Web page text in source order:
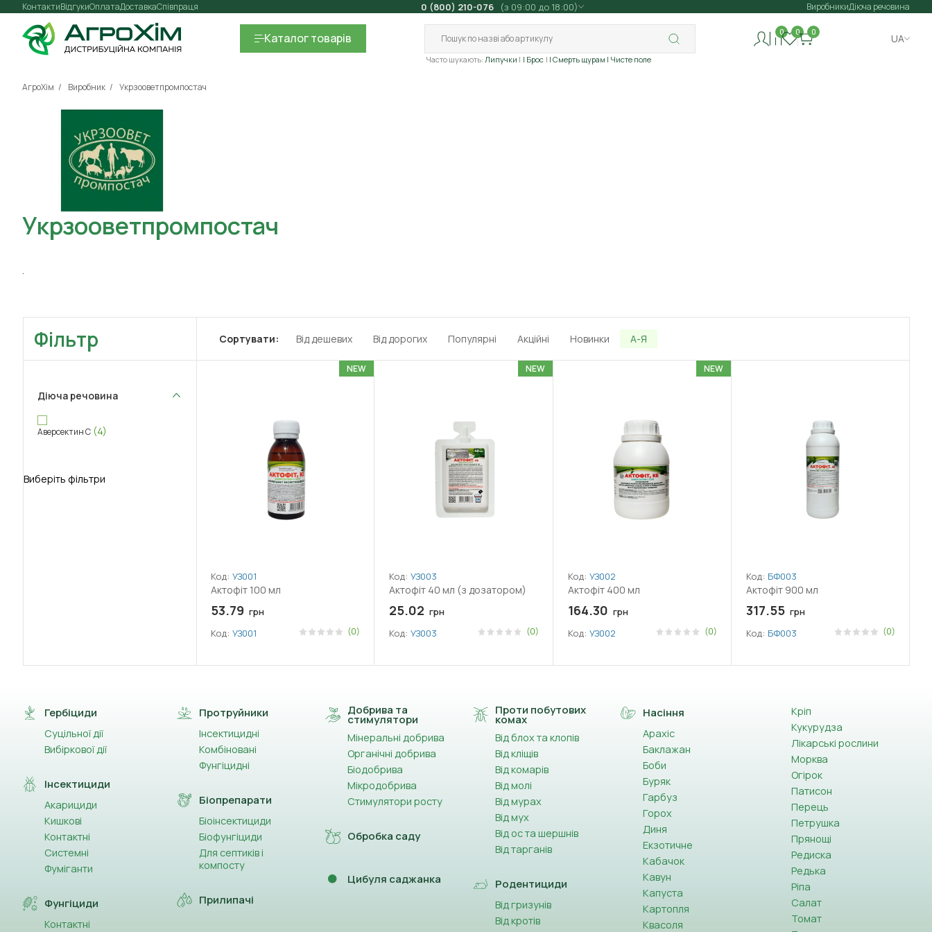
Контакти Оплата
Відгуки ДоставкаСпівпраця 0 (800) 210-076 (з 09:00 до 18:00) ВиробникиДіюча речовина
Каталогтоварів
Часто шукають: Липучки | Брос | Смерть щурам | Чисте поле
0 0 0
UA
АгроХім Виробник Укрзооветпромпостач
Укрзооветпромпостач
.
Фільтр
Діюча речовина
Аверсектин С (4)
Виберіть фільтри
Сортувати: Від дешевих Від дорогих Популярні Акційні Новинки А-Я
NEW
Код: УЗ001
Актофіт 100 мл
53.79 грн
Код: УЗ001 (0)
NEW
Код: УЗ003
Актофіт 40 мл (з дозатором)
25.02 грн
Код: УЗ003 (0)
NEW
Код: УЗ002
Актофіт 400 мл
164.30 грн
Код: УЗ002 (0)
Код: БФ003
Актофіт 900 мл
317.55 грн
Код: БФ003 (0)
Гербіциди
Суцільної дії
Вибіркової дії
Інсектициди
Акарициди
Кишкові
Контактні
Системні
Фуміганти
Фунгіциди
Контактні
Протруйники
Інсектицидні
Комбіновані
Фунгіцидні
Біопрепарати
Біоінсектициди
Біофунгіциди
Для септиків і
компосту
Прилипачі
Добрива та
стимулятори
Мінеральні добрива
Органічні добрива
Біодобрива
Мікродобрива
Стимулятори росту
Обробка саду
Цибуля саджанка
Проти побутових
комах
Від блох та клопів
Від кліщів
Від комарів
Від молі
Від мурах
Від мух
Від ос та шершнів
Від тарганів
Родентициди
Від гризунів
Від кротів
Насіння
Арахіс
Баклажан
Боби
Буряк
Гарбуз
Горох
Диня
Екзотичне
Кабачок
Кавун
Капуста
Картопля
Квасоля
Кріп
Кукурудза
Лікарські рослини
Морква
Огірок
Патисон
Перець
Петрушка
Прянощі
Редиска
Редька
Ріпа
Салат
Томат